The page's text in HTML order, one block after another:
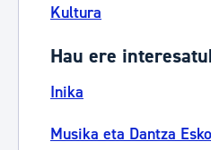
Kultura
Hau ere
Inika
Musika eta Dantza